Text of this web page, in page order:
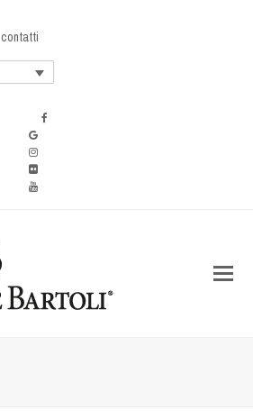
contatti